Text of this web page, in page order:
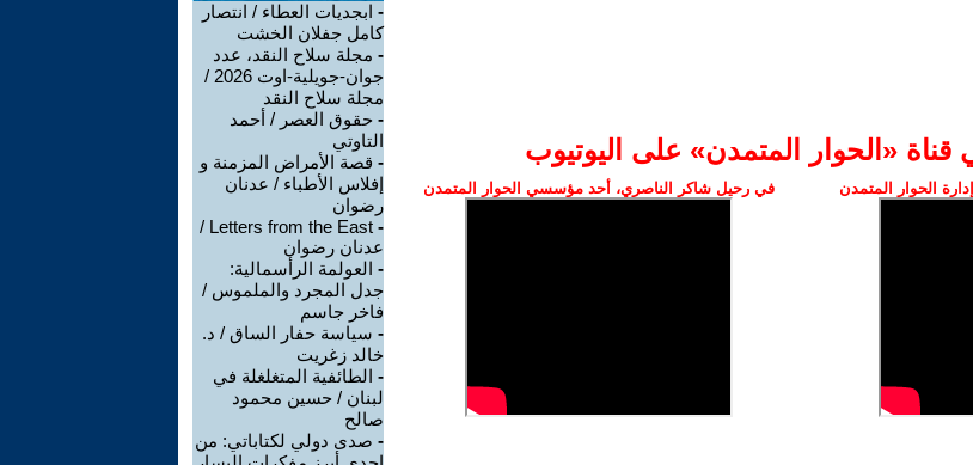
‫«الحوار المتمدن» على اليوتيوب
الحوار المتمدن في رحيل شاكر الناصري، أحد مؤسسي الحوار المتمدن
- ابجديات العطاء / انتصار
كامل جفلان الخشت
- مجلة سلاح النقد، عدد
جوان-جويلية-اوت 2026 /
مجلة سلاح النقد
- حقوق العصر / أحمد
التاوتي
- قصة الأمراض المزمنة و
إفلاس الأطباء / عدنان
رضوان
-
Letters from the East /
عدنان رضوان
- العولمة الرأسمالية:
جدل المجرد والملموس /
فاخر جاسم
- سياسة حفار الساق / د.
خالد زغريت
- الطائفية المتغلغلة في
لبنان / حسين محمود
صالح
- صدى دولي لكتاباتي: من